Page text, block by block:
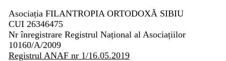
Asociația FILANTROPIA ORTODOXĂ SIBIU
CUI 26346475
Nr înregistrare Registrul Național al Asociațiilor
10160/A/2009
Registrul ANAF nr 1/16.05.2019